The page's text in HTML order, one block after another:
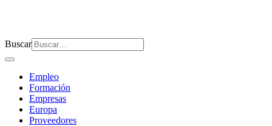
Buscar
Empleo
Formación
Empresas
Europa
Proveedores